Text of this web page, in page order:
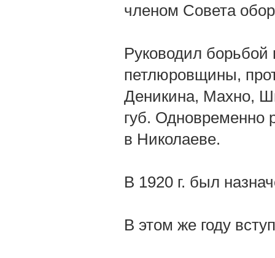
членом Совета
Руководил борьбой
петлюровщины,
Деникина, Махно,
губ. Одновременно
в Николаеве.
В 1920 г. был
В этом же году